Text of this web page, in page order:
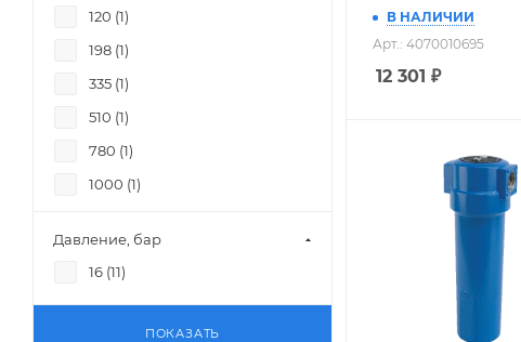
В НАЛИЧИИ
Арт.: 4070010695
12 301 ₽
120 (1)
198 (1)
335 (1)
510 (1)
780 (1)
1000 (1)
1680 (
2760 (
Давление, бар
16 (11)
ПОКАЗАТЬ